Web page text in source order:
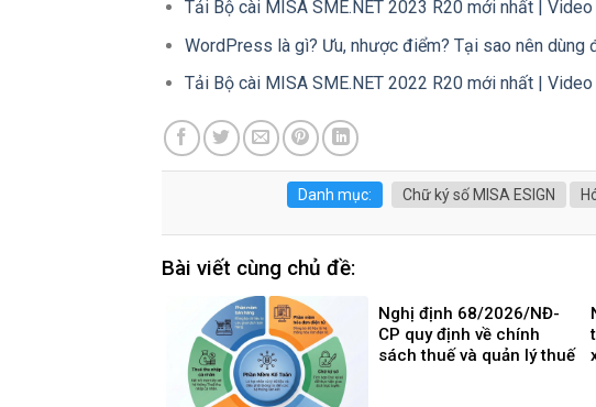
Tải Bộ cài MISA SME.NET 2023 R20 mới nhất |
WordPress là gì? Ưu, nhược điểm? Tại sao nên dùng
Tải Bộ cài MISA SME.NET 2022 R20 mới nhất |
Danh mục: Chữ ký số MISA ESIGN
Bài viết cùng chủ đề:
Nghị định 68/2026/NĐ-
CP quy định về chính
sách thuế và quản lý thuế